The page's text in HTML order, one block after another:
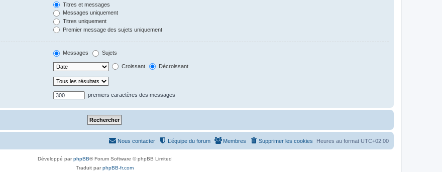
Titres et messages
Messages uniquement
Titres uniquement
Premier message des sujets uniquement
Messages Sujets
Croissant Décroissant
premiers caractères des messages
Heures au format UTC+02:00
Supprimer les cookies
Membres
L’équipe du forum
Nous contacter
Développé parphpBB® Forum Software © phpBB Limited
Traduit parphpBB-fr.com